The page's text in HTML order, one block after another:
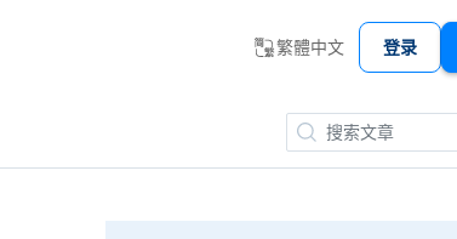
繁體中文 登录